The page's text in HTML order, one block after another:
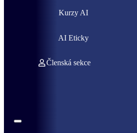
Kurzy AI
AI Eticky
Členská sekce